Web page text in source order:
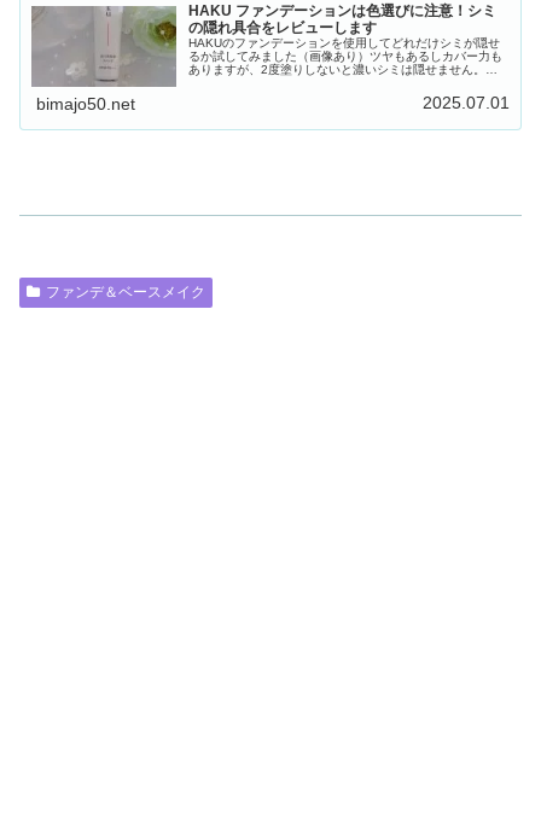
HAKU ファンデーションは色選びに注意！シミ
の隠れ具合をレビューします
HAKUのファンデーションを使用してどれだけシミが隠せ
るか試してみました（画像あり）ツヤもあるしカバー力も
ありますが、2度塗りしないと濃いシミは隠せません。ま
白ができるこのファンデで、日中もシミケアして目指せ透
bimajo50.net 2025.07.01
ファンデ＆ベースメイク